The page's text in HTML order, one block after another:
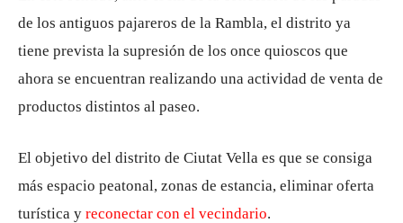
de los antiguos pajareros de la Rambla, el distrito ya
tiene prevista la supresión de los once quioscos que
ahora se encuentran realizando una actividad de venta de
productos distintos al paseo.
El objetivo del distrito de Ciutat Vella es que se consiga
más espacio peatonal, zonas de estancia, eliminar oferta
turística y reconectar con el vecindario.